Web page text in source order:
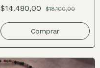
$14.480,00 $18.100,00
Comprar